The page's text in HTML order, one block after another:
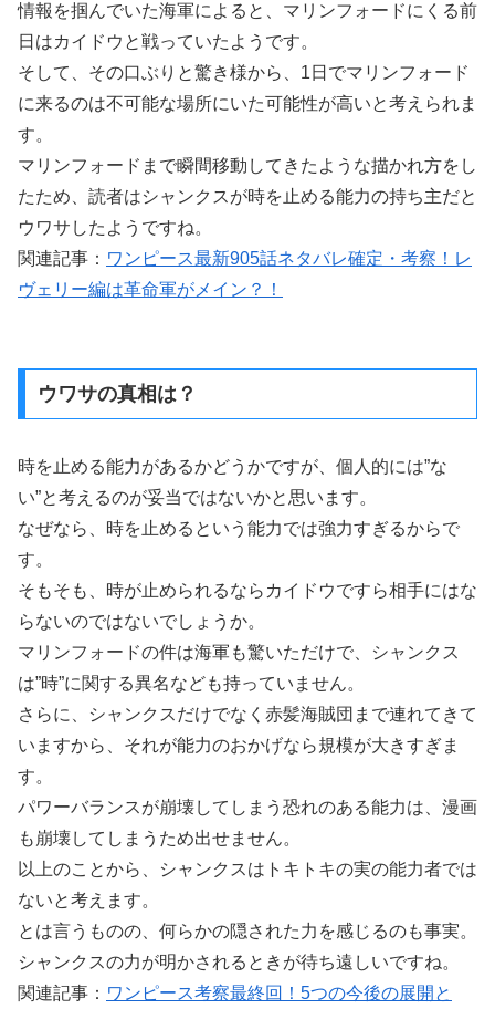
情報を掴んでいた海軍によると、マリンフォードにくる前
日はカイドウと戦っていたようです。
そして、その口ぶりと驚き様から、1日でマリンフォード
に来るのは不可能な場所にいた可能性が高いと考えられま
す。
マリンフォードまで瞬間移動してきたような描かれ方をし
たため、読者はシャンクスが時を止める能力の持ち主だと
ウワサしたようですね。
関連記事： ワンピース最新905話ネタバレ確定・考察！レ
ヴェリー編は革命軍がメイン？！
ウワサの真相は？
時を止める能力があるかどうかですが、個人的には”な
い”と考えるのが妥当ではないかと思います。
なぜなら、時を止めるという能力では強力すぎるからで
す。
そもそも、時が止められるならカイドウですら相手にはな
らないのではないでしょうか。
マリンフォードの件は海軍も驚いただけで、シャンクス
は”時”に関する異名なども持っていません。
さらに、シャンクスだけでなく赤髪海賊団まで連れてきて
いますから、それが能力のおかげなら規模が大きすぎま
す。
パワーバランスが崩壊してしまう恐れのある能力は、漫画
も崩壊してしまうため出せません。
以上のことから、シャンクスはトキトキの実の能力者では
ないと考えます。
とは言うものの、何らかの隠された力を感じるのも事実。
シャンクスの力が明かされるときが待ち遠しいですね。
関連記事： ワンピース考察最終回！5つの今後の展開と